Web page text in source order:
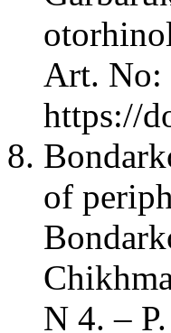
Art. No:
https://
of
N 4. –